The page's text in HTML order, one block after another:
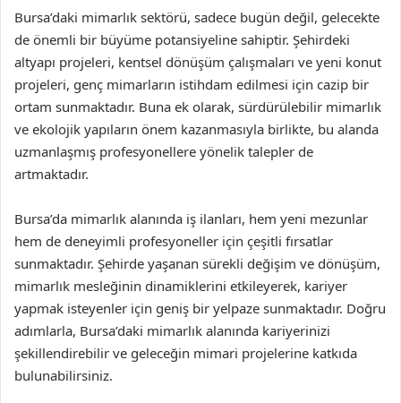
Bursa’daki mimarlık sektörü, sadece bugün değil, gelecekte
de önemli bir büyüme potansiyeline sahiptir. Şehirdeki
altyapı projeleri, kentsel dönüşüm çalışmaları ve yeni konut
projeleri, genç mimarların istihdam edilmesi için cazip bir
ortam sunmaktadır. Buna ek olarak, sürdürülebilir mimarlık
ve ekolojik yapıların önem kazanmasıyla birlikte, bu alanda
uzmanlaşmış profesyonellere yönelik talepler de
artmaktadır.
Bursa’da mimarlık alanında iş ilanları, hem yeni mezunlar
hem de deneyimli profesyoneller için çeşitli fırsatlar
sunmaktadır. Şehirde yaşanan sürekli değişim ve dönüşüm,
mimarlık mesleğinin dinamiklerini etkileyerek, kariyer
yapmak isteyenler için geniş bir yelpaze sunmaktadır. Doğru
adımlarla, Bursa’daki mimarlık alanında kariyerinizi
şekillendirebilir ve geleceğin mimari projelerine katkıda
bulunabilirsiniz.